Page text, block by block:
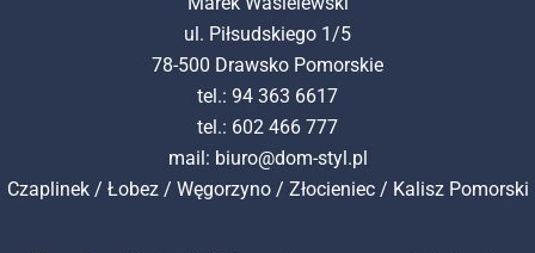
ul. Piłsudskiego 1/5
78-500 Drawsko Pomorskie
tel.: 94 363 6617
tel.: 602 466 777
mail: biuro@dom-styl.pl
Czaplinek/ Łobez/ Węgorzyno/ Złocieniec/ Kalisz Pomorski